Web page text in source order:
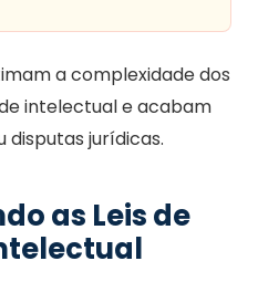
a complexidade dos
intelectual e acabam
disputas jurídicas.
as Leis de